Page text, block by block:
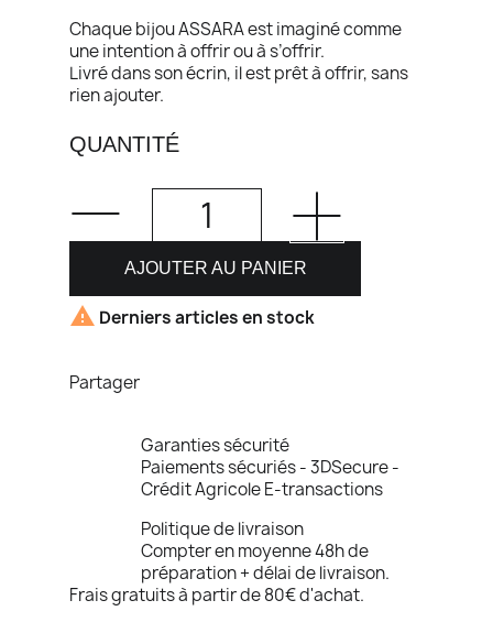
Chaque bijou ASSARA est imaginé comme
une intention à offrir ou à s’offrir.
Livré dans son écrin, il est prêt à offrir, sans
rien ajouter.
QUANTITÉ
AJOUTER AU PANIER
 Derniers articles en stock
Partager
Garanties sécurité
Paiements sécuriés - 3DSecure -
Crédit Agricole E-transactions
Politique de livraison
Compter en moyenne 48h de
préparation + délai de livraison.
Frais gratuits à partir de 80€ d'achat.